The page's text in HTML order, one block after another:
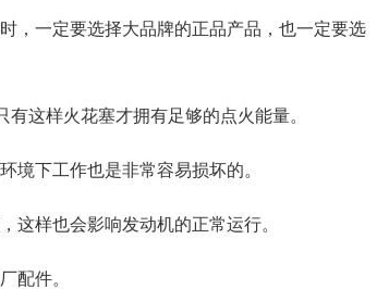
，一定要选择大品牌的正品产品，也一定要选
这样火花塞才拥有足够的点火能量。
境下工作也是非常容易损坏的。
这样也会影响发动机的正常运行。
配件。